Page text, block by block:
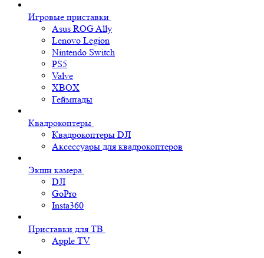
Игровые приставки
Asus ROG Ally
Lenovo Legion
Nintendo Switch
PS5
Valve
XBOX
Геймпады
Квадрокоптеры
Квадрокоптеры DJI
Аксессуары для квадрокоптеров
Экшн камера
DJI
GoPro
Insta360
Приставки для ТВ
Apple TV